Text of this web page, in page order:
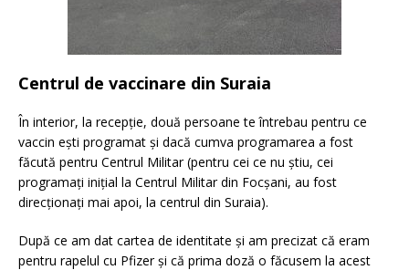
Centrul de vaccinare din Suraia
În interior, la recepție, două persoane te întrebau pentru ce
vaccin ești programat și dacă cumva programarea a fost
făcută pentru Centrul Militar (pentru cei ce nu știu, cei
programați inițial la Centrul Militar din Focșani, au fost
direcționați mai apoi, la centrul din Suraia).
După ce am dat cartea de identitate și am precizat că eram
pentru rapelul cu Pfizer și că prima doză o făcusem la acest